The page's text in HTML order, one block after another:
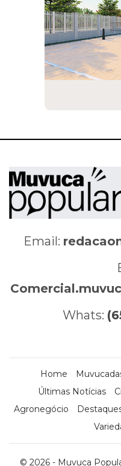
Email:
Whats:
Home
Últimas Notícias
Agronegócio
© 2026 - Muvuca